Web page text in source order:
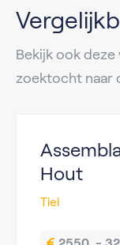
Bekijk ook
zoektocht naar
Hout
Tiel